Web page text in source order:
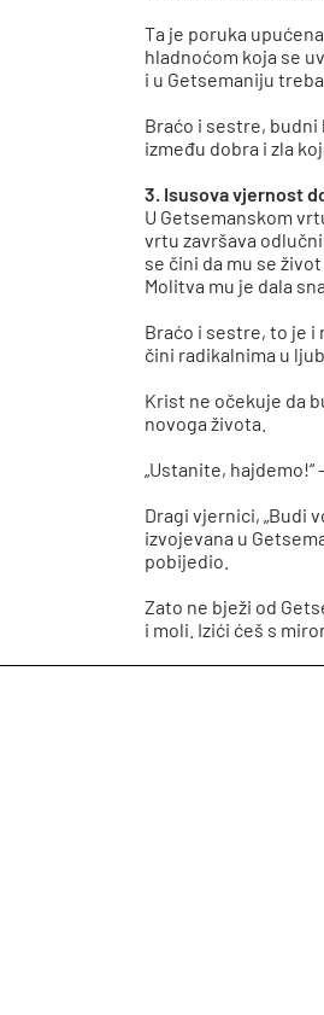
Ta je poruka
hladnoćom koja se
i u Getsemaniju
Braćo i sestre,
između dobra i zla
3. Isusova vjernost
U Getsemanskom
vrtu završava
se čini da mu se
Molitva mu je dala
Braćo i sestre, to je i
čini radikalnima u
Krist ne očekuje da
novoga života.
„Ustanite,
Dragi vjernici, „Budi
izvojevana u
pobijedio.
Zato ne bježi od
i moli. Izići ćeš s